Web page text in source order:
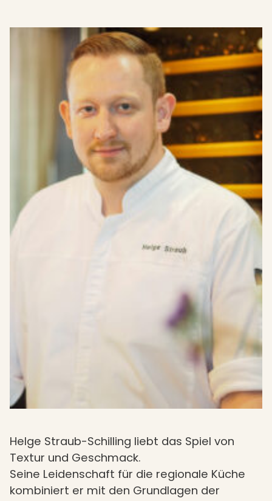
Helge Straub-Schilling liebt das Spiel von
Textur und Geschmack.
Seine Leidenschaft für die regionale Küche
kombiniert er mit den Grundlagen der